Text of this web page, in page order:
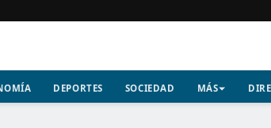
DEPORTES SOCIEDAD MÁS